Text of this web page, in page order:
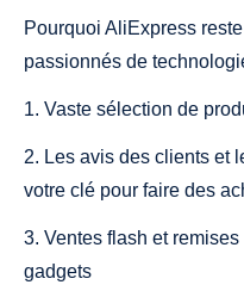
Pourquoi AliExpress
passionnés de
1. Vaste sélection de
2. Les avis des clients et
votre clé pour faire des
3. Ventes flash et
gadgets